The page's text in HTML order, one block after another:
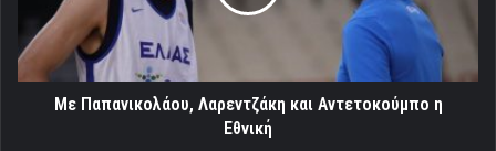
Εθνική
Με Παπανικολάου, Λαρεντζάκη και Αντετοκούμπο η
Εθνική